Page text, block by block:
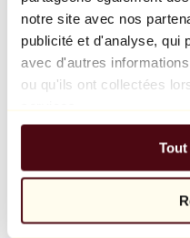
notre site avec nos
publicité et d'analyse, qui
avec d'autres
ou qu'ils ont collectées
Balloon Dog (Orange)
Jeff Koons
10 000 €
Parcourir
Tous les
Tous les